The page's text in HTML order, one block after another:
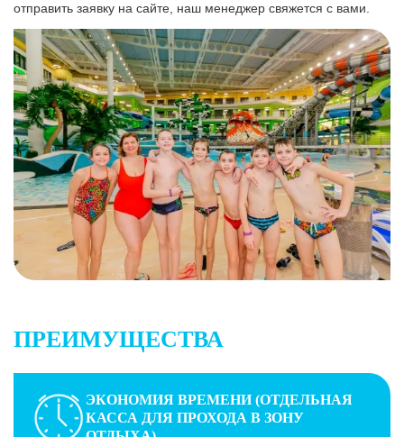
отправить заявку на сайте, наш менеджер свяжется с вами.
ПРЕИМУЩЕСТВА
ЭКОНОМИЯ ВРЕМЕНИ (ОТДЕЛЬНАЯ
КАССА ДЛЯ ПРОХОДА В ЗОНУ